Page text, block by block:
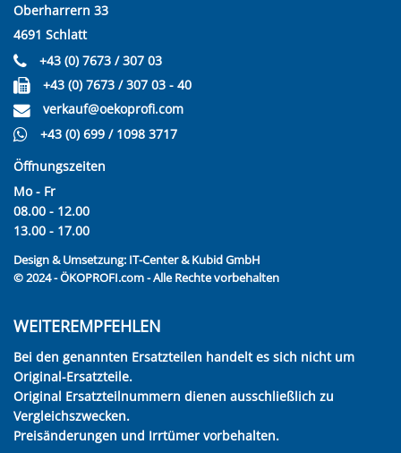
Oberharrern 33
4691 Schlatt
+43 (0) 7673 / 307 03
+43 (0) 7673 / 307 03 - 40
verkauf@oekoprofi.com
+43 (0) 699 / 1098 3717
Öffnungszeiten
Mo - Fr
08.00 - 12.00
13.00 - 17.00
Design & Umsetzung: IT-Center & Kubid GmbH
© 2024 - ÖKOPROFI.com - Alle Rechte vorbehalten
WEITEREMPFEHLEN
Bei den genannten Ersatzteilen handelt es sich nicht um
Original-Ersatzteile.
Original Ersatzteilnummern dienen ausschließlich zu
Vergleichszwecken.
Preisänderungen und Irrtümer vorbehalten.